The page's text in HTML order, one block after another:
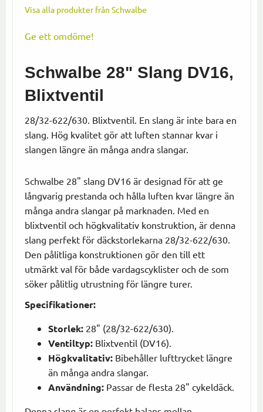
Visa alla produkter från Schwalbe
Ge ett omdöme!
Schwalbe 28" Slang DV16,
Blixtventil
28/32-622/630. Blixtventil. En slang är inte bara en
slang. Hög kvalitet gör att luften stannar kvar i
slangen längre än många andra slangar.
Schwalbe 28" slang DV16 är designad för att ge
långvarig prestanda och hålla luften kvar längre än
många andra slangar på marknaden. Med en
blixtventil och högkvalitativ konstruktion, är denna
slang perfekt för däckstorlekarna 28/32-622/630.
Den pålitliga konstruktionen gör den till ett
utmärkt val för både vardagscyklister och de som
söker pålitlig utrustning för längre turer.
Specifikationer:
Storlek: 28" (28/32-622/630).
Ventiltyp: Blixtventil (DV16).
Högkvalitativ: Bibehåller lufttrycket längre
än många andra slangar.
Användning: Passar de flesta 28" cykeldäck.